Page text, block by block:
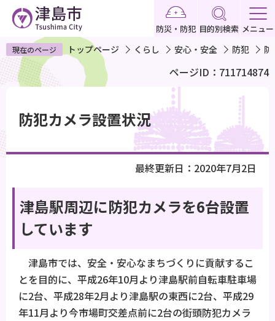
ペ
ー
ジ
で
す
防災・防犯 目的別検索 メニュー
現在のページ トップページ くらし 安心・安全 防犯
ページID：711714874
防犯カメラ設置状況
最終更新日：2020年7月2日
津島駅周辺に防犯カメラを6台設置
しています
津島市では、安全・安心なまちづくりに貢献するこ
とを目的に、平成26年10月より津島駅前自転車駐車場
に2台、平成28年2月より津島駅の東西に2台、平成29
年11月より今市場町交差点前に2台の街頭防犯カメラ